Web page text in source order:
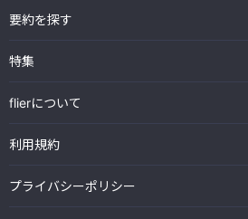
要約を探す
特集
flierについて
利用規約
プライバシーポリシー